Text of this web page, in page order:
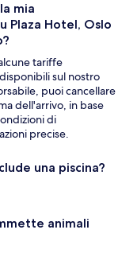
mia
Plaza Hotel, Oslo
tariffe
sul nostro
puoi cancellare
dell'arrivo, in base
di
precise.
una piscina?
animali